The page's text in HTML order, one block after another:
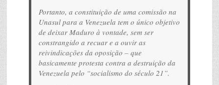
Portanto, a constituição de uma comissão na
Unasul para a Venezuela tem o único objetivo
de deixar Maduro à vontade, sem ser
constrangido a recuar e a ouvir as
reivindicações da oposição – que
basicamente protesta contra a destruição da
Venezuela pelo “socialismo do século 21”.